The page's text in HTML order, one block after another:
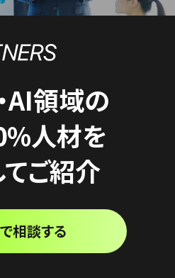
AI領域の
人材を
ご紹介
相談する